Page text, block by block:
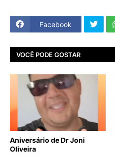
Facebook
VOCÊ PODE GOSTAR
Aniversário de Dr Joni
Oliveira